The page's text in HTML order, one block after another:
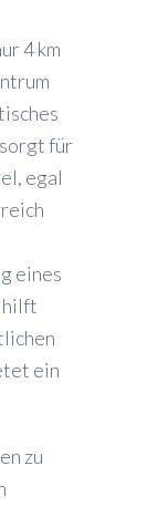
4 km
für
egal
eines
hilft
ein
zu